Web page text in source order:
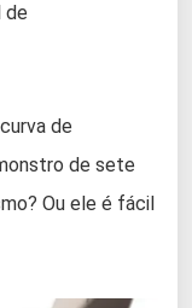
de
de
de sete
Ou ele é fácil